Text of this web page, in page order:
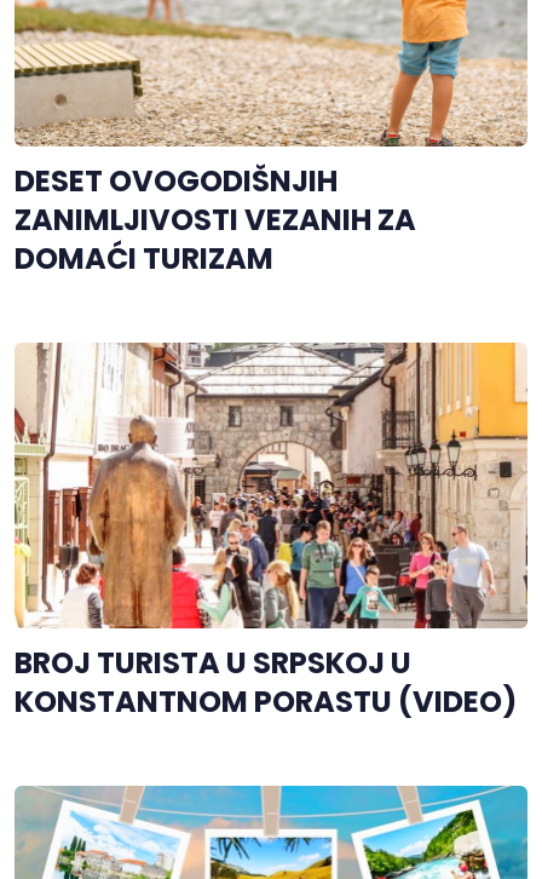
DESET OVOGODIŠNJIH
ZANIMLJIVOSTI VEZANIH ZA
DOMAĆI TURIZAM
BROJ TURISTA U SRPSKOJ U
KONSTANTNOM PORASTU (VIDEO)